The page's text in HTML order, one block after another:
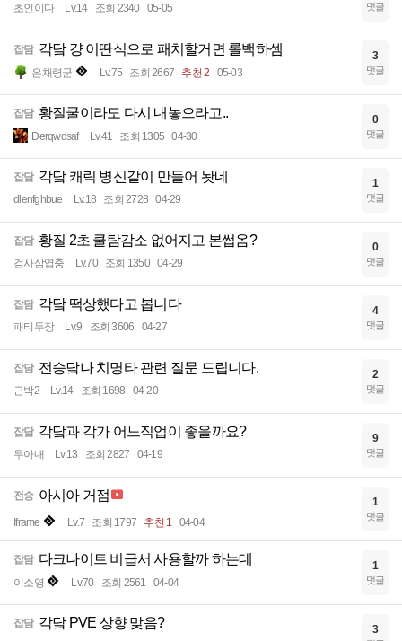
초인이다 Lv.14 조회 2340 05-05 댓글
잡담 각닼 걍 이딴식으로 패치할거면 롤백하셈
은채령군 Lv.75 조회 2667 추천 2 05-03
3
댓글
잡담 황질쿨이라도 다시 내놓으라고..
Derqwdsaf Lv.41 조회 1305 04-30
0
댓글
잡담 각닼 캐릭 병신같이 만들어 놧네
dlenfghbue Lv.18 조회 2728 04-29
1
댓글
잡담 황질 2초 쿨탐감소 없어지고 본썹옴?
검사삼엽충 Lv.70 조회 1350 04-29
0
댓글
잡담 각닼 떡상했다고 봅니다
패티두장 Lv.9 조회 3606 04-27
4
댓글
잡담 전승닼나 치명타 관련 질문 드립니다.
근박2 Lv.14 조회 1698 04-20
2
댓글
잡담 각닼과 각가 어느직업이 좋을까요?
두아내 Lv.13 조회 2827 04-19
9
댓글
전승 아시아 거점
Iframe Lv.7 조회 1797 추천 1 04-04
1
댓글
잡담 다크나이트 비급서 사용할까 하는데
이소영 Lv.70 조회 2561 04-04
1
댓글
잡담 각닼 PVE 상향 맞음? 3